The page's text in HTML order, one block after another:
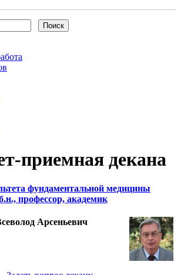
приемная декана
фундаментальной медицины
профессор, академик
Арсеньевич